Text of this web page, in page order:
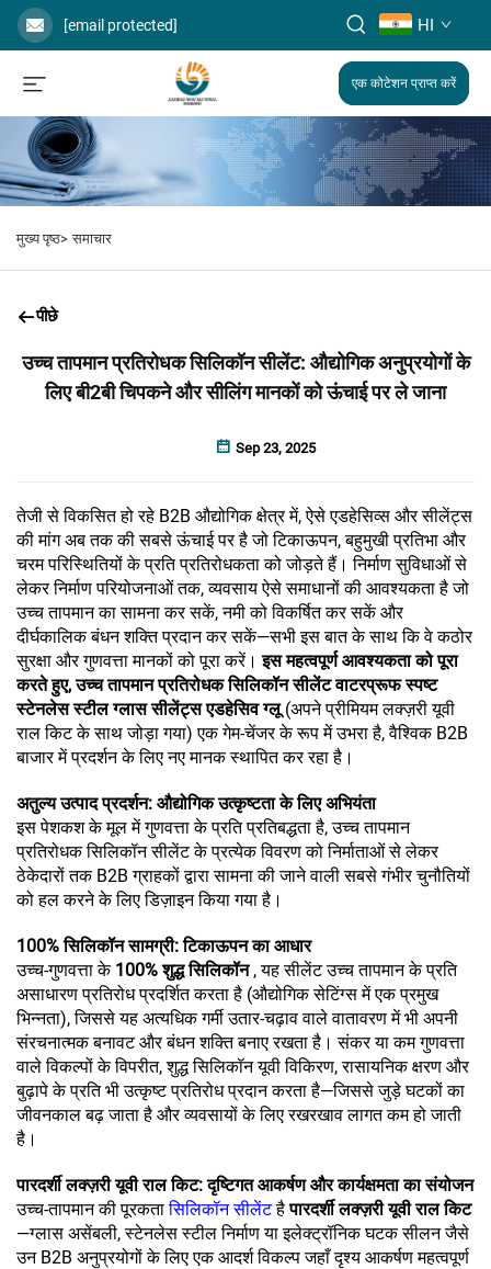
[email protected] HI
एक कोटेशन प्राप्त करें
मुख्य पृष्ठ> समाचार
पीछे
उच्च तापमान प्रतिरोधक सिलिकॉन सीलेंट: औद्योगिक अनुप्रयोगों के
लिए बी2बी चिपकने और सीलिंग मानकों को ऊंचाई पर ले जाना
Sep 23, 2025
तेजी से विकसित हो रहे B2B औद्योगिक क्षेत्र में, ऐसे एडहेसिव्स और सीलेंट्स
की मांग अब तक की सबसे ऊंचाई पर है जो टिकाऊपन, बहुमुखी प्रतिभा और
चरम परिस्थितियों के प्रति प्रतिरोधकता को जोड़ते हैं। निर्माण सुविधाओं से
लेकर निर्माण परियोजनाओं तक, व्यवसाय ऐसे समाधानों की आवश्यकता है जो
उच्च तापमान का सामना कर सकें, नमी को विकर्षित कर सकें और
दीर्घकालिक बंधन शक्ति प्रदान कर सकें—सभी इस बात के साथ कि वे कठोर
सुरक्षा और गुणवत्ता मानकों को पूरा करें।इस महत्वपूर्ण आवश्यकता को पूरा
करते हुए, उच्च तापमान प्रतिरोधक सिलिकॉन सीलेंट वाटरप्रूफ स्पष्ट
स्टेनलेस स्टील ग्लास सीलेंट्स एडहेसिव ग्लू (अपने प्रीमियम लक्ज़री यूवी
राल किट के साथ जोड़ा गया) एक गेम-चेंजर के रूप में उभरा है, वैश्विक B2B
बाजार में प्रदर्शन के लिए नए मानक स्थापित कर रहा है।
अतुल्य उत्पाद प्रदर्शन: औद्योगिक उत्कृष्टता के लिए अभियंता
इस पेशकश के मूल में गुणवत्ता के प्रति प्रतिबद्धता है, उच्च तापमान
प्रतिरोधक सिलिकॉन सीलेंट के प्रत्येक विवरण को निर्माताओं से लेकर
ठेकेदारों तक B2B ग्राहकों द्वारा सामना की जाने वाली सबसे गंभीर चुनौतियों
को हल करने के लिए डिज़ाइन किया गया है।
100% सिलिकॉन सामग्री: टिकाऊपन का आधार
उच्च-गुणवत्ता के 100% शुद्ध सिलिकॉन , यह सीलेंट उच्च तापमान के प्रति
असाधारण प्रतिरोध प्रदर्शित करता है (औद्योगिक सेटिंग्स में एक प्रमुख
भिन्नता), जिससे यह अत्यधिक गर्मी उतार-चढ़ाव वाले वातावरण में भी अपनी
संरचनात्मक बनावट और बंधन शक्ति बनाए रखता है। संकर या कम गुणवत्ता
वाले विकल्पों के विपरीत, शुद्ध सिलिकॉन यूवी विकिरण, रासायनिक क्षरण और
बुढ़ापे के प्रति भी उत्कृष्ट प्रतिरोध प्रदान करता है—जिससे जुड़े घटकों का
जीवनकाल बढ़ जाता है और व्यवसायों के लिए रखरखाव लागत कम हो जाती
है।
पारदर्शी लक्ज़री यूवी राल किट: दृष्टिगत आकर्षण और कार्यक्षमता का संयोजन
उच्च-तापमान की पूरकतासिलिकॉन सीलेंटहैपारदर्शी लक्ज़री यूवी राल किट
—ग्लास असेंबली, स्टेनलेस स्टील निर्माण या इलेक्ट्रॉनिक घटक सीलन जैसे
उन B2B अनुप्रयोगों के लिए एक आदर्श विकल्प जहाँ दृश्य आकर्षण महत्वपूर्ण